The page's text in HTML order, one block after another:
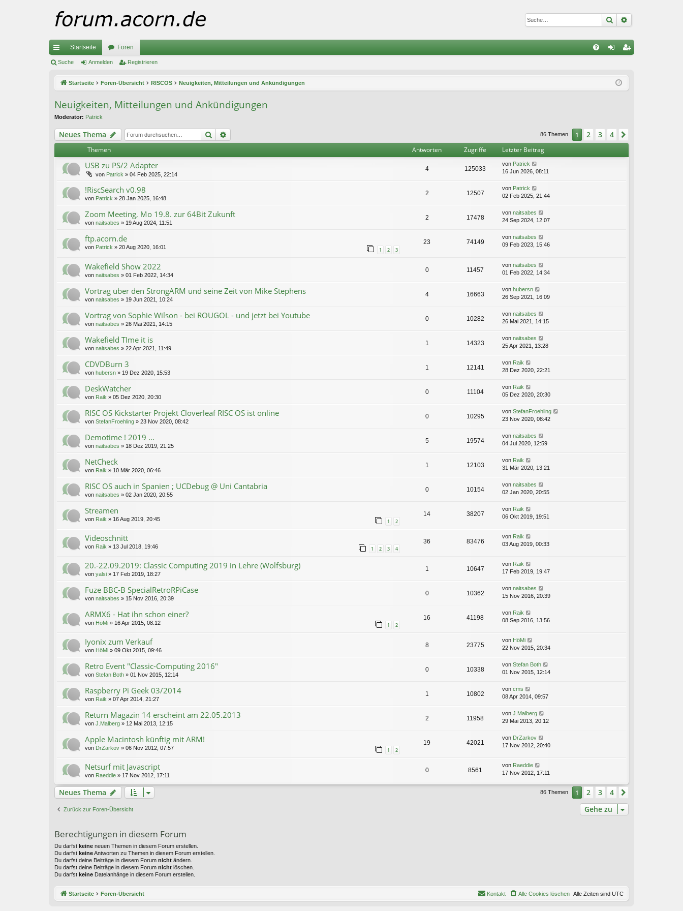
Suche
ch
ug
Startseite Foren
ist
Suche Anmelden Registrieren
Startseite Foren-Übersicht RISCOS Neuigkeiten, Mitteilungen und Ankündigungen
Neuigkeiten, Mitteilungen und Ankündigungen
Moderator: Patrick
Neues Thema Suche 86 Themen 1 2 3 4
Themen Antworten Zugriffe Letzter Beitrag
USB zu PS/2 Adapter
von Patrick » 04 Feb 2025, 22:14
4 125033
von Patrick
16 Jun 2026, 08:11
!RiscSearch v0.98
von Patrick » 28 Jan 2025, 16:48
2 12507
von Patrick
02 Feb 2025, 21:44
Zoom Meeting, Mo 19.8. zur 64Bit Zukunft
von naitsabes » 19 Aug 2024, 11:51
2 17478
von naitsabes
24 Sep 2024, 12:07
ftp.acorn.de
von Patrick » 20 Aug 2020, 16:01 1 2 3
23 74149
von naitsabes
09 Feb 2023, 15:46
Wakefield Show 2022
von naitsabes » 01 Feb 2022, 14:34
0 11457
von naitsabes
01 Feb 2022, 14:34
Vortrag über den StrongARM und seine Zeit von Mike Stephens
von naitsabes » 19 Jun 2021, 10:24
4 16663
von hubersn
26 Sep 2021, 16:09
Vortrag von Sophie Wilson - bei ROUGOL - und jetzt bei Youtube
von naitsabes » 26 Mai 2021, 14:15
0 10282
von naitsabes
26 Mai 2021, 14:15
Wakefield TIme it is
von naitsabes » 22 Apr 2021, 11:49
1 14323
von naitsabes
25 Apr 2021, 13:28
CDVDBurn 3
von hubersn » 19 Dez 2020, 15:53
1 12141
von Raik
28 Dez 2020, 22:21
DeskWatcher
von Raik » 05 Dez 2020, 20:30
0 11104
von Raik
05 Dez 2020, 20:30
RISC OS Kickstarter Projekt Cloverleaf RISC OS ist online
von StefanFroehling » 23 Nov 2020, 08:42
0 10295
von StefanFroehling
23 Nov 2020, 08:42
Demotime ! 2019 ...
von naitsabes » 18 Dez 2019, 21:25
5 19574
von naitsabes
04 Jul 2020, 12:59
NetCheck
von Raik » 10 Mär 2020, 06:46
1 12103
von Raik
31 Mär 2020, 13:21
RISC OS auch in Spanien ; UCDebug @ Uni Cantabria
von naitsabes » 02 Jan 2020, 20:55
0 10154
von naitsabes
02 Jan 2020, 20:55
Streamen
von Raik » 16 Aug 2019, 20:45 1 2
14 38207
von Raik
06 Okt 2019, 19:51
Videoschnitt
von Raik » 13 Jul 2018, 19:46 1 2 3 4
36 83476
von Raik
03 Aug 2019, 00:33
20.-22.09.2019: Classic Computing 2019 in Lehre (Wolfsburg)
von yalsi » 17 Feb 2019, 18:27
1 10647
von Raik
17 Feb 2019, 19:47
Fuze BBC-B SpecialRetroRPiCase
von naitsabes » 15 Nov 2016, 20:39
0 10362
von naitsabes
15 Nov 2016, 20:39
ARMX6 - Hat ihn schon einer?
von HöMi » 16 Apr 2015, 08:12 1 2
16 41198
von Raik
08 Sep 2016, 13:56
Iyonix zum Verkauf
von HöMi » 09 Okt 2015, 09:46
8 23775
von HöMi
22 Nov 2015, 20:34
Retro Event "Classic-Computing 2016"
von Stefan Both » 01 Nov 2015, 12:14
0 10338
von Stefan Both
01 Nov 2015, 12:14
Raspberry Pi Geek 03/2014
von Raik » 07 Apr 2014, 21:27
1 10802
von cms
08 Apr 2014, 09:57
Return Magazin 14 erscheint am 22.05.2013
von J.Malberg » 12 Mai 2013, 12:15
2 11958
von J.Malberg
29 Mai 2013, 20:12
Apple Macintosh künftig mit ARM!
von DrZarkov » 06 Nov 2012, 07:57 1 2
19 42021
von DrZarkov
17 Nov 2012, 20:40
Netsurf mit Javascript
von Raeddie » 17 Nov 2012, 17:11
0 8561
von Raeddie
17 Nov 2012, 17:11
Neues Thema 86 Themen 1 2 3 4
Zurück zur Foren-Übersicht Gehe zu
Berechtigungen in diesem Forum
Du darfst keine neuen Themen in diesem Forum erstellen.
Du darfst keineAntworten zu Themen in diesem Forum erstellen.
Du darfst deine Beiträge in diesem Forum nicht ändern.
Du darfst deine Beiträge in diesem Forum nicht löschen.
Du darfst keine Dateianhänge in diesem Forum erstellen.
Startseite Foren-Übersicht Alle Zeiten sind UTC
Alle Cookies löschen
Kontakt